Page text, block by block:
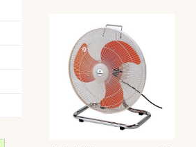
リンス&中和剤&前処理